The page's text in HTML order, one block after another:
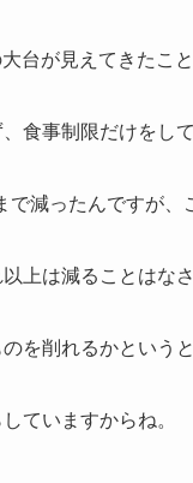
台が見えてきたこ
食事制限だけをして
減ったんですが、
上は減ることはなさ
を削れるかという
ていますからね。